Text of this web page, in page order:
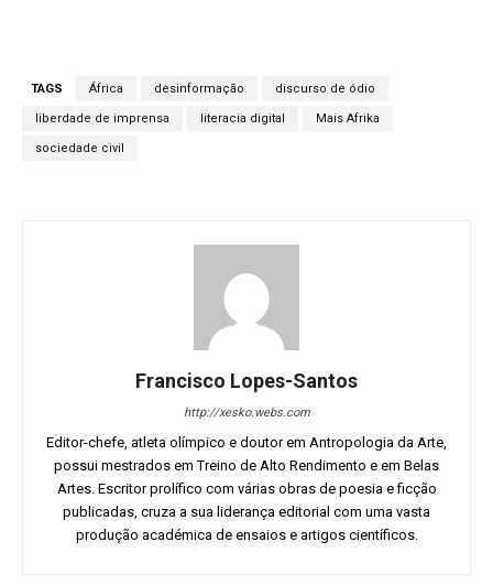
TAGS África desinformação discurso de ódio
liberdade de imprensa literacia digital Mais Afrika
sociedade civil
Francisco Lopes-Santos
http://xesko.webs.com
Editor-chefe, atleta olímpico e doutor em Antropologia da Arte,
possui mestrados em Treino de Alto Rendimento e em Belas
Artes. Escritor prolífico com várias obras de poesia e ficção
publicadas, cruza a sua liderança editorial com uma vasta
produção académica de ensaios e artigos científicos.